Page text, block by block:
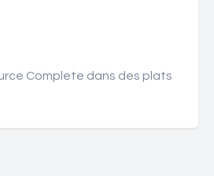
Complete dans des plats